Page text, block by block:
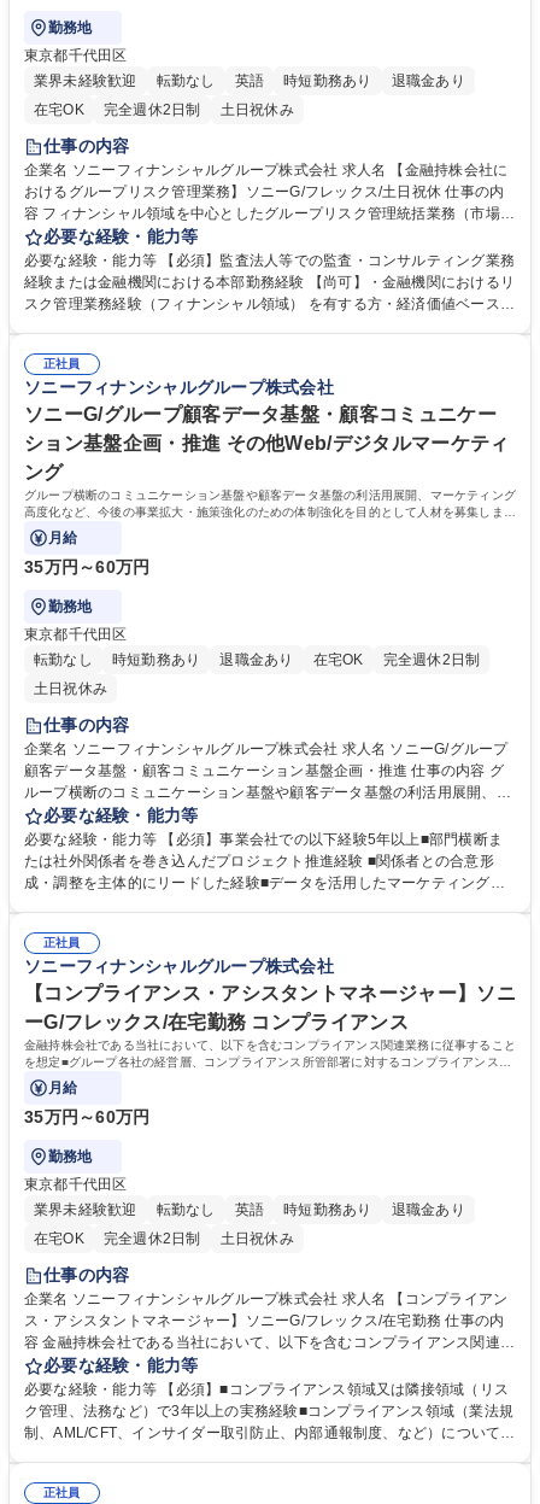
勤務地
東京都千代田区
業界未経験歓迎
転勤なし 英語 時短勤務あり
退職金あり
在宅OK
完全週休2日制 土日祝休み
仕事の内容
企業名 ソニーフィナンシャルグループ株式会社 求人名 【金融持株会社に
おけるグループリスク管理業務】ソニーG/フレックス/土日祝休 仕事の内
容 フィナンシャル領域を中心としたグループリスク管理統括業務（市場リ
スク、信用リスク、保険引受リスク、流動性リスク、気候変動リスク等に
係る子会社リスク管理態勢のモニタリング、経営報告、グループ連結ESR
の計測、グループの態勢整備など） ・保険持株会社としての保険規制に係
る対応（経済価値ベースのソルベンシー規制に係る検証業務、金融庁との
の折衝対応、グループ態勢整備等）※入社後ご経験等に応じて、担当業務
は調整いたします。 募集職種 【金融持株会社におけるグループリスク管
理業務】ソニーG/フレックス/土日祝休
必要な経験・能力等
必要な経験・能力等 【必須】監査法人等での監査・コンサルティング業務
経験または金融機関における本部勤務経験 【尚可】・金融機関におけるリ
スク管理業務経験（フィナンシャル領域） を有する方・経済価値ベースの
【求める人物像】・新規事業および新たな規制への対応等に柔軟に取り組
める方・社内外の関係者と協力しながら業務を進められる方 学歴・資格
学歴：大学院 大学 語学力：英語 資格：
正社員
ソニーフィナンシャルグループ株式会社
ソニーG/グループ顧客データ基盤・顧客コミュニケー
ション基盤企画・推進 その他Web/デジタルマーケティ
ング
グループ横断のコミュニケーション基盤や顧客データ基盤の利活用展開、マーケティング
高度化など、今後の事業拡大・施策強化のための体制強化を目的として人材を募集しま
す。
月給
35万円～60万円
勤務地
東京都千代田区
転勤なし
時短勤務あり 退職金あり 在宅OK
完全週休2日制
土日祝休み
仕事の内容
企業名 ソニーフィナンシャルグループ株式会社 求人名 ソニーG/グループ
顧客データ基盤・顧客コミュニケーション基盤企画・推進 仕事の内容 グ
ループ横断のコミュニケーション基盤や顧客データ基盤の利活用展開、マ
ーケティング高度化など、今後の事業拡大・施策強化のための体制強化を
目的として人材を募集します。 グループ顧客コミュニケーションの実行に
係る開発の業務要件定義および体制構築/開発プロジェクトの推進/ソニーF
Gグループ顧客データ基盤の利活用展開（グループ各社との協調・施策立
外の関係者との調整、経営陣へのレポート※関係者調整・合意形成・推進
までを一貫して担う役割 募集職種 ソニーG/グループ顧客データ基盤・顧
客コミュニケーション基盤企画・推進
必要な経験・能力等
必要な経験・能力等 【必須】事業会社での以下経験5年以上■部門横断ま
たは社外関係者を巻き込んだプロジェクト推進経験 ■関係者との合意形
成・調整を主体的にリードした経験■データを活用したマーケティングま
形成・調整を主体的に行った経験■データ活用やマーケティング領域への
関心・学習意欲 【尚可】・データ分析・マーケティング施策の企画・実行
経験 ・データ基盤・マーケティング基盤の企画または導入経験 ・IT／デ
ジタル領域のプロジェクトマネジメント経験 ・金融業界に関する知識・業
務経験 学歴・資格 学歴：大学院 大学 語学力： 資格：
正社員
ソニーフィナンシャルグループ株式会社
【コンプライアンス・アシスタントマネージャー】ソニ
ーG/フレックス/在宅勤務 コンプライアンス
金融持株会社である当社において、以下を含むコンプライアンス関連業務に従事すること
を想定■グループ各社の経営層、コンプライアンス所管部署に対するコンプライアンス観
点での助言・支援と各社コンプライアンス
月給
35万円～60万円
勤務地
東京都千代田区
業界未経験歓迎
転勤なし 英語 時短勤務あり
退職金あり
在宅OK
完全週休2日制 土日祝休み
仕事の内容
企業名 ソニーフィナンシャルグループ株式会社 求人名 【コンプライアン
ス・アシスタントマネージャー】ソニーG/フレックス/在宅勤務 仕事の内
容 金融持株会社である当社において、以下を含むコンプライアンス関連業
務に従事することを想定■グループ各社の経営層、コンプライアンス所管
部署に対するコンプライアンス観点での助言・支援と各社コンプライアン
ス 活動実施についてのモニタリング ■当社のコンプライアンス・プログラ
ムの策定・運用・検証、当社の役職員へのコンプライアンス啓発活動を含
の影響が想定される場合） ■その他コンプライアンス活動 【変更の範囲】
必要な経験・能力等
必要な経験・能力等 【必須】■コンプライアンス領域又は隣接領域（リス
ク管理、法務など）で3年以上の実務経験■コンプライアンス領域（業法規
制、AML/CFT、インサイダー取引防止、内部通報制度、など）についての
から傘下子会社の法務領域のサポートやコンプライアンス態勢の支援など
正社員